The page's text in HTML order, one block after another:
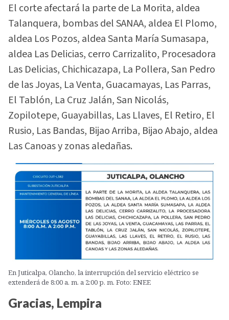
El corte afectará la parte de La Morita, aldea
Talanquera, bombas del SANAA, aldea El Plomo,
aldea Los Pozos, aldea Santa María Sumasapa,
aldea Las Delicias, cerro Carrizalito, Procesadora
Las Delicias, Chichicazapa, La Pollera, San Pedro
de las Joyas, La Venta, Guacamayas, Las Parras,
El Tablón, La Cruz Jalán, San Nicolás,
Zopilotepe, Guayabillas, Las Llaves, El Retiro, El
Rusio, Las Bandas, Bijao Arriba, Bijao Abajo, aldea
Las Canoas y zonas aledañas.
En Juticalpa, Olancho, la interrupción del servicio eléctrico se
extenderá de 8:00 a. m. a 2:00 p. m. Foto: ENEE
Gracias, Lempira